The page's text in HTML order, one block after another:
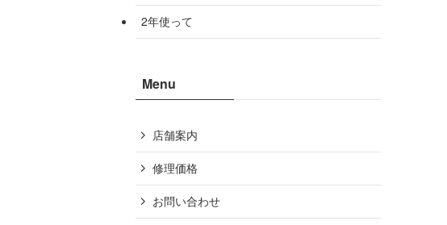
2年使って
Menu
店舗案内
修理価格
お問い合わせ